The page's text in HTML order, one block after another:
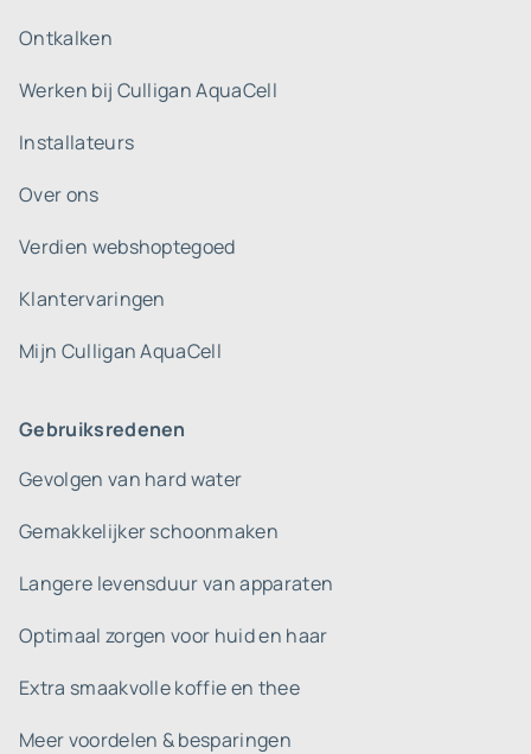
Ontkalken
Werken bij Culligan AquaCell
Installateurs
Over ons
Verdien webshoptegoed
Klantervaringen
Mijn Culligan AquaCell
Gebruiksredenen
Gevolgen van hard water
Gemakkelijker schoonmaken
Langere levensduur van apparaten
Optimaal zorgen voor huid en haar
Extra smaakvolle koffie en thee
Meer voordelen & besparingen